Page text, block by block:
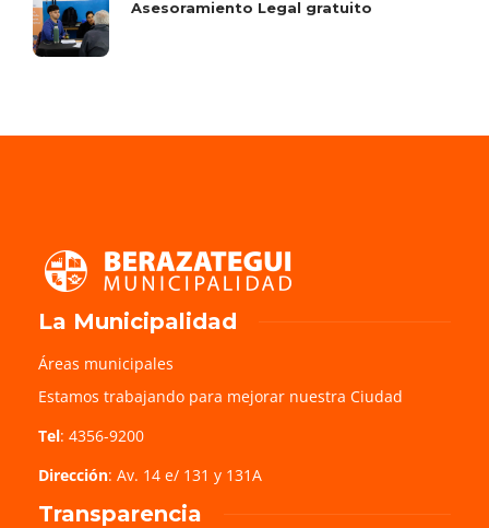
Asesoramiento Legal gratuito
La Municipalidad
Áreas municipales
Estamos trabajando para mejorar nuestra Ciudad
Tel: 4356-9200
Dirección: Av. 14 e/ 131 y 131A
Transparencia